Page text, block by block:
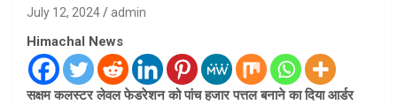
July 12, 2024 admin
Himachal News
सक्षम कलस्टर लेवल फेडरेशन को पांच हजार पत्तल बनाने का दिया आर्डर